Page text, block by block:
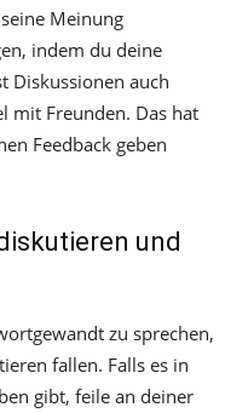
Meinung
indem du deine
Diskussionen auch
mit Freunden. Das hat
Feedback geben
und
zu sprechen,
fallen. Falls es in
gibt, feile an deiner